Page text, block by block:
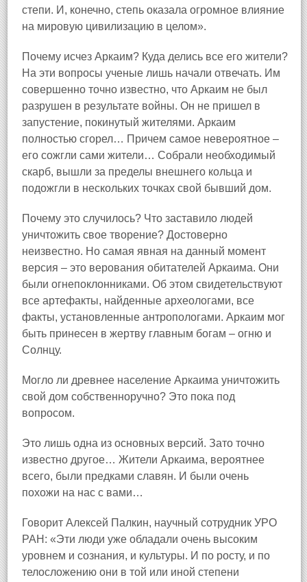
степи. И, конечно, степь оказала огромное влияние
на мировую цивилизацию в целом».
Почему исчез Аркаим? Куда делись все его жители?
На эти вопросы ученые лишь начали отвечать. Им
совершенно точно известно, что Аркаим не был
разрушен в результате войны. Он не пришел в
запустение, покинутый жителями. Аркаим
полностью сгорел… Причем самое невероятное –
его сожгли сами жители… Собрали необходимый
скарб, вышли за пределы внешнего кольца и
подожгли в нескольких точках свой бывший дом.
Почему это случилось? Что заставило людей
уничтожить свое творение? Достоверно
неизвестно. Но самая явная на данный момент
версия – это верования обитателей Аркаима. Они
были огнепоклонниками. Об этом свидетельствуют
все артефакты, найденные археологами, все
факты, установленные антропологами. Аркаим мог
быть принесен в жертву главным богам – огню и
Солнцу.
Могло ли древнее население Аркаима уничтожить
свой дом собственноручно? Это пока под
вопросом.
Это лишь одна из основных версий. Зато точно
известно другое… Жители Аркаима, вероятнее
всего, были предками славян. И были очень
похожи на нас с вами…
Говорит Алексей Палкин, научный сотрудник УРО
РАН: «Эти люди уже обладали очень высоким
уровнем и сознания, и культуры. И по росту, и по
телосложению они в той или иной степени